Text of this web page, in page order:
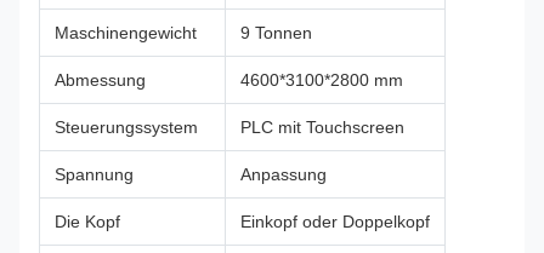
Maschinengewicht 9 Tonnen
Abmessung 4600*3100*2800 mm
Steuerungssystem PLC mit Touchscreen
Spannung Anpassung
Die Kopf Einkopf oder Doppelkopf